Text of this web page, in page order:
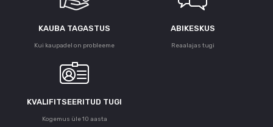
KAUBA TAGASTUS
Kui kaupadel on probleeme
ABIKESKUS
Reaalajas tugi
KVALIFITSEERITUD TUGI
Kogemus üle 10 aasta